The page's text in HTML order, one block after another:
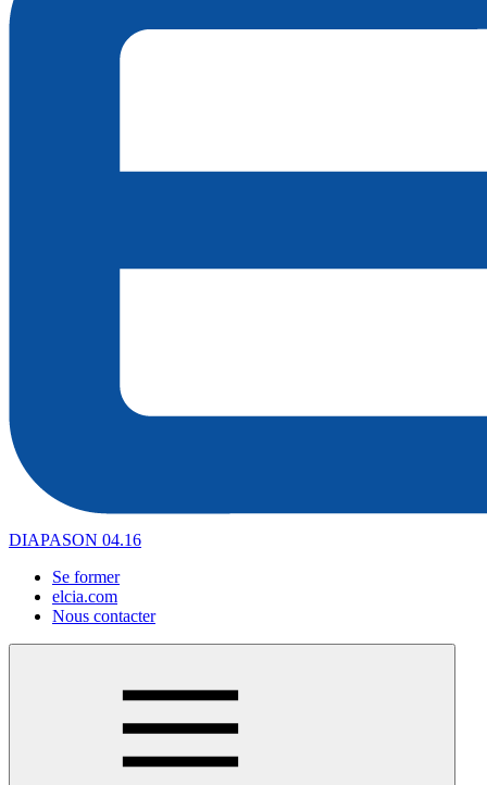
DIAPASON 04.16
Se former
elcia.com
Nous contacter